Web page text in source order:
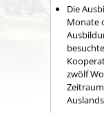
Die
Monate
zwölf
Zeitraum